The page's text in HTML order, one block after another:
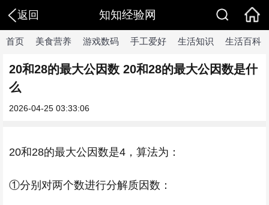
返回 知知经验网
首页 美食营养 游戏数码 手工爱好 生活知识 生活百科
20和28的最大公因数 20和28的最大公因数是什
么
2026-04-25 03:33:06
20和28的最大公因数是4，算法为：
①分别对两个数进行分解质因数：